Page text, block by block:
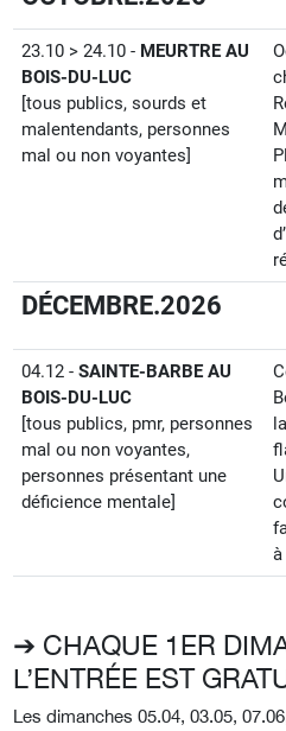
23.10 > 24.10 - MEURTRE AU
BOIS-DU-LUC
[tous publics,sourds et
malentendants, personnes
mal ou non voyantes]
DÉCEMBRE.2026
04.12 -SAINTE-BARBE AU
BOIS-DU-LUC
[tous publics, pmr, personnes
mal ou non voyantes,
personnes présentant une
déficience mentale]
➔ CHAQUE 1ER
L’ENTRÉE EST
Les dimanches 05.04, 03.05,